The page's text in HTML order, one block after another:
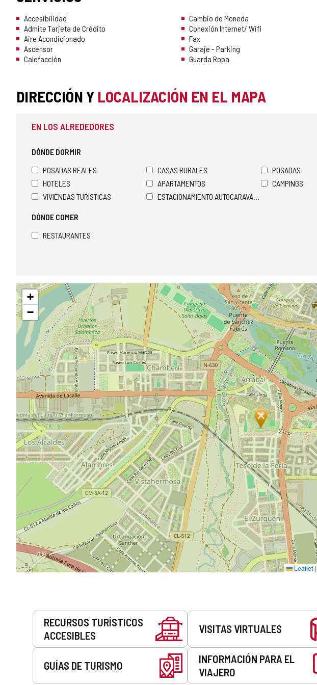
Accesibilidad
Admite Tarjeta de Crédito
Aire Acondicionado
Ascensor
Calefacción
Cambio de Moneda
Conexión Internet/ Wifi
Fax
Garaje - Parking
Guarda Ropa
DIRECCIÓN Y LOCALIZACIÓN EN EL MAPA
EN LOS ALREDEDORES
DÓNDE DORMIR
POSADAS REALES
CASAS RURALES POSADAS
HOTELES
APARTAMENTOS CAMPINGS
VIVIENDAS TURÍSTICAS
ESTACIONAMIENTO AUTOCARAVANAS
DÓNDE COMER
RESTAURANTES
Saltar
mapa
+
−
Leaflet |
Servicios
RECURSOS TURÍSTICOS
ACCESIBLES
VISITAS VIRTUALES
GUÍAS DE TURISMO
INFORMACIÓN PARA EL
VIAJERO